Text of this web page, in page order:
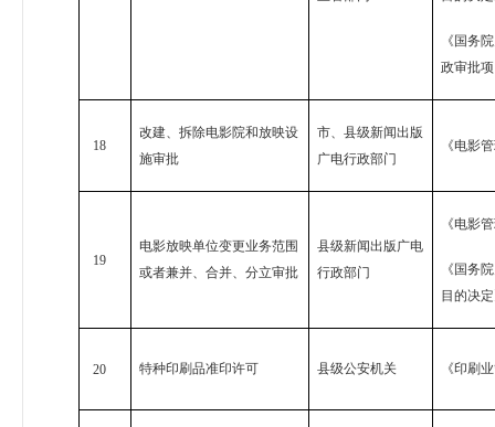
《国务
政审批
18
改建、拆除电影院和放映设
施审批
市、县级新闻出版
广电行政部门
《电影
19
电影放映单位变更业务范围
或者兼并、合并、分立审批
县级新闻出版广电
行政部门
《电影
《国务
目的决
20 特种印刷品准印许可 县级公安机关 《印刷